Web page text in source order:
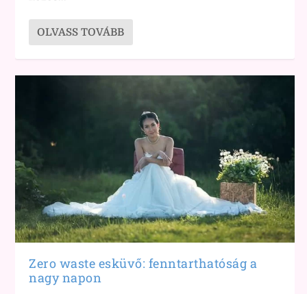
OLVASS TOVÁBB
Zero waste esküvő: fenntarthatóság a
nagy napon